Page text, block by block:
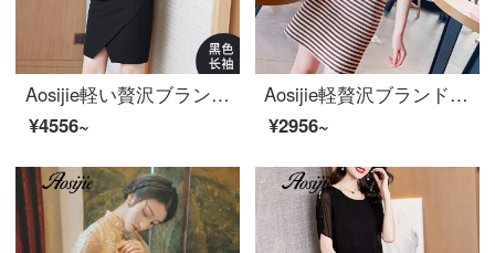
Aosijie軽い贅沢ブランドの婦人服の職業は尻のワンピースの女性を包んで、2020秋に新しいOLの出発点の小さい黒いスカートのVネックの修身の気質が現れてやせている1歩のスカートの黒色の長い/袖のM
¥4556~
Aosijie軽贅沢ブランド婦人服半袖ストライプTシャツワンピース女性2020夏モデルAワードカジュアルTシャツスカートめくり運動POLOスカート小蜂
¥2956~